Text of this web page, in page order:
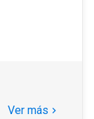
Ver más keyboard_arrow_right